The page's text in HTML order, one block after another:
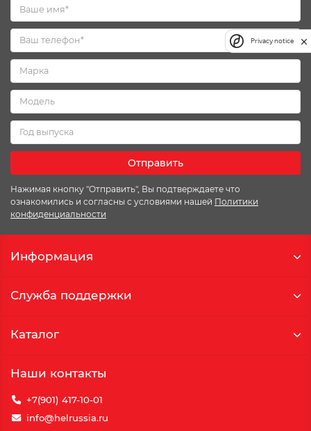
Отправить
Нажимая кнопку "Отправить", Вы подтверждаете что
ознакомились и согласны с условиями нашей Политики
конфиденциальности
Информация
Служба поддержки
Каталог
Наши контакты
+7(901) 417-10-01
info@helrussia.ru
Privacy notice